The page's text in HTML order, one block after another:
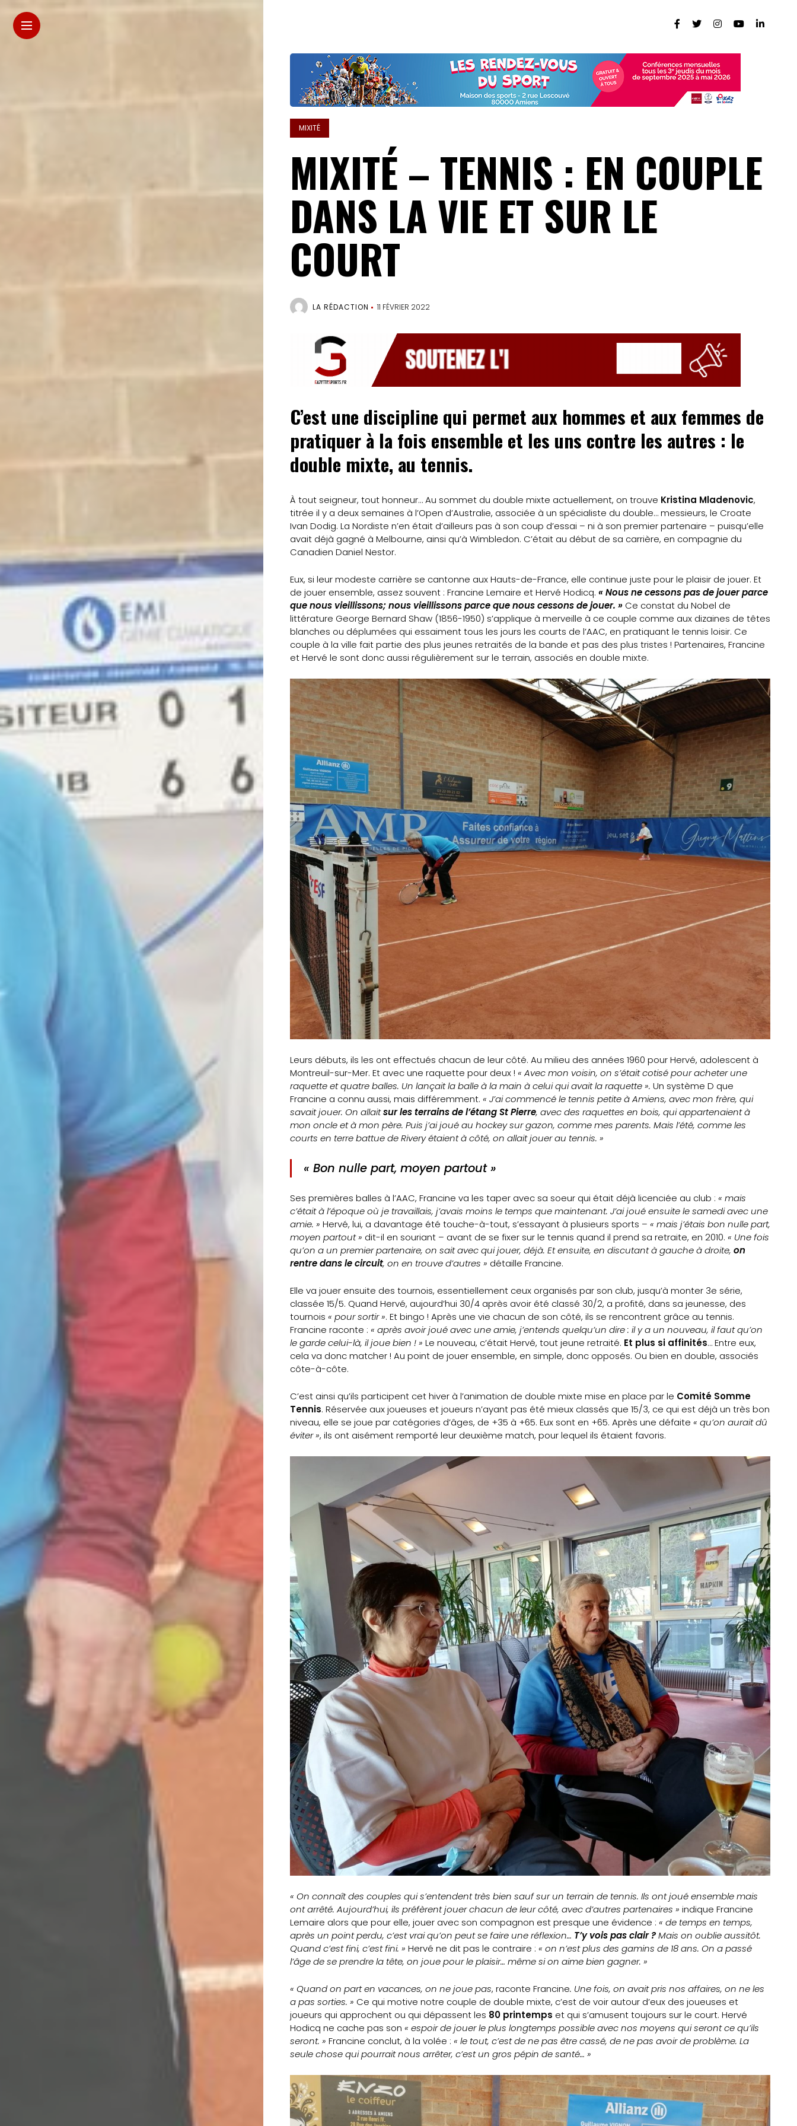
Accueil
Gazette
Sports
Actus
Le
projet
Gazette
Sports
aux
médias
Formation
S’inscrire
la
newsletter
Nos
Partenaires
Mentions
légales
Contact
Search
MIXITÉ
MIXITÉ – TENNIS : EN COUPLE
DANS LA VIE ET SUR LE
COURT
LA RÉDACTION 11 FÉVRIER 2022
C’est une discipline qui permet aux hommes et aux femmes de
pratiquer à la fois ensemble et les uns contre les autres : le
double mixte, au tennis.
À tout seigneur, tout honneur… Au sommet du double mixte actuellement, on trouve Kristina Mladenovic,
titrée il y a deux semaines à l’Open d’Australie, associée à un spécialiste du double… messieurs, le Croate
Ivan Dodig. La Nordiste n’en était d’ailleurs pas à son coup d’essai – ni à son premier partenaire – puisqu’elle
avait déjà gagné à Melbourne, ainsi qu’à Wimbledon. C’était au début de sa carrière, en compagnie du
Canadien Daniel Nestor.
Eux, si leur modeste carrière se cantonne aux Hauts-de-France, elle continue juste pour le plaisir de jouer. Et
de jouer ensemble, assez souvent : Francine Lemaire et Hervé Hodicq. « Nous ne cessons pas de jouer parce
que nous vieillissons; nous vieillissons parce que nous cessons de jouer. » Ce constat du Nobel de
littérature George Bernard Shaw (1856-1950) s’applique à merveille à ce couple comme aux dizaines de têtes
blanches ou déplumées qui essaiment tous les jours les courts de l’AAC, en pratiquant le tennis loisir. Ce
couple à la ville fait partie des plus jeunes retraités de la bande et pas des plus tristes ! Partenaires, Francine
et Hervé le sont donc aussi régulièrement sur le terrain, associés en double mixte.
Leurs débuts, ils les ont effectués chacun de leur côté. Au milieu des années 1960 pour Hervé, adolescent à
Montreuil-sur-Mer. Et avec une raquette pour deux ! « Avec mon voisin, on s’était cotisé pour acheter une
raquette et quatre balles. Un lançait la balle à la main à celui qui avait la raquette ». Un système D que
Francine a connu aussi, mais différemment. « J’ai commencé le tennis petite à Amiens, avec mon frère, qui
savait jouer. On allaitsur les terrains de l’étang St Pierre, avec des raquettes en bois, qui appartenaient à
mon oncle et à mon père. Puis j’ai joué au hockey sur gazon, comme mes parents. Mais l’été, comme les
courts en terre battue de Rivery étaient à côté, on allait jouer au tennis. »
« Bon nulle part, moyen partout »
Ses premières balles à l’AAC, Francine va les taper avec sa soeur qui était déjà licenciée au club : « mais
c’était à l’époque où je travaillais, j’avais moins le temps que maintenant. J’ai joué ensuite le samedi avec une
amie. » Hervé, lui, a davantage été touche-à-tout, s’essayant à plusieurs sports – « mais j’étais bon nulle part,
moyen partout » dit-il en souriant – avant de se fixer sur le tennis quand il prend sa retraite, en 2010. « Une fois
qu’on a un premier partenaire, on sait avec qui jouer, déjà. Et ensuite, en discutant à gauche à droite, on
rentre dans le circuit, on en trouve d’autres » détaille Francine.
Elle va jouer ensuite des tournois, essentiellement ceux organisés par son club, jusqu’à monter 3e série,
classée 15/5. Quand Hervé, aujourd’hui 30/4 après avoir été classé 30/2, a profité, dans sa jeunesse, des
tournois « pour sortir ». Et bingo ! Après une vie chacun de son côté, ils se rencontrent grâce au tennis.
Francine raconte : « après avoir joué avec une amie, j’entends quelqu’un dire : il y a un nouveau, il faut qu’on
le garde celui-là, il joue bien ! » Le nouveau, c’était Hervé, tout jeune retraité. Et plus si affinités… Entre eux,
cela va donc matcher ! Au point de jouer ensemble, en simple, donc opposés. Ou bien en double, associés
côte-à-côte.
C’est ainsi qu’ils participent cet hiver à l’animation de double mixte mise en place par le Comité Somme
Tennis. Réservée aux joueuses et joueurs n’ayant pas été mieux classés que 15/3, ce qui est déjà un très bon
niveau, elle se joue par catégories d’âges, de +35 à +65. Eux sont en +65. Après une défaite « qu’on aurait dû
éviter », ils ont aisément remporté leur deuxième match, pour lequel ils étaient favoris.
« On connaît des couples qui s’entendent très bien sauf sur un terrain de tennis. Ils ont joué ensemble mais
ont arrêté. Aujourd’hui, ils préfèrent jouer chacun de leur côté, avec d’autres partenaires » indique Francine
Lemaire alors que pour elle, jouer avec son compagnon est presque une évidence : « de temps en temps,
après un point perdu, c’est vrai qu’on peut se faire une réflexion… T’y vois pas clair ?Mais on oublie aussitôt.
Quand c’est fini, c’est fini. » Hervé ne dit pas le contraire : « on n’est plus des gamins de 18 ans. On a passé
l’âge de se prendre la tête, on joue pour le plaisir… même si on aime bien gagner. »
« Quand on part en vacances, on ne joue pas, raconte Francine. Une fois, on avait pris nos affaires, on ne les
a pas sorties. » Ce qui motive notre couple de double mixte, c’est de voir autour d’eux des joueuses et
joueurs qui approchent ou qui dépassent les 80 printemps et qui s’amusent toujours sur le court. Hervé
Hodicq ne cache pas son « espoir de jouer le plus longtemps possible avec nos moyens qui seront ce qu’ils
seront. » Francine conclut, à la volée : « le tout, c’est de ne pas être cassé, de ne pas avoir de problème. La
seule chose qui pourrait nous arrêter, c’est un gros pépin de santé… »